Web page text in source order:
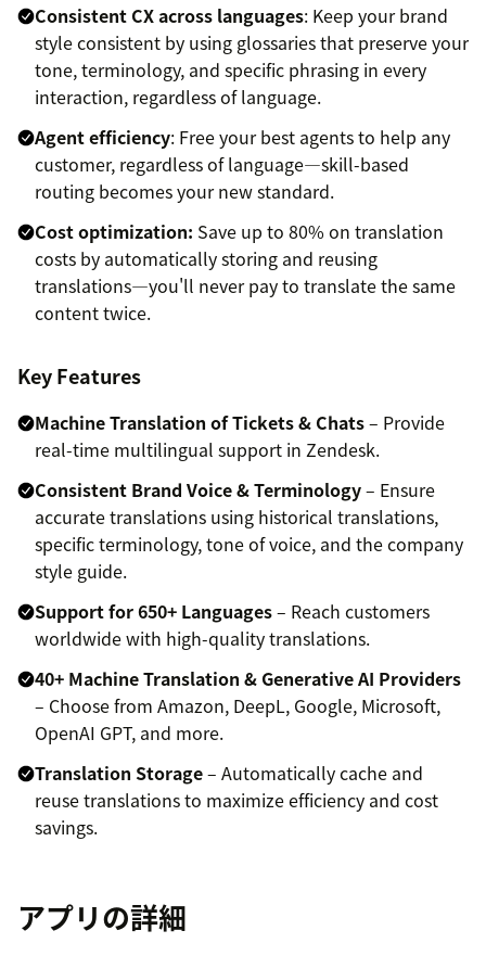
Consistent CX across languages: Keep your brand
style consistent by using glossaries that preserve your
tone, terminology, and specific phrasing in every
interaction, regardless of language.
Agent efficiency: Free your best agents to help any
customer, regardless of language—skill-based
routing becomes your new standard.
Cost optimization: Save up to 80% on translation
costs by automatically storing and reusing
translations—you'll never pay to translate the same
content twice.
Key Features
Machine Translation of Tickets & Chats– Provide
real-time multilingual support in Zendesk.
Consistent Brand Voice & Terminology– Ensure
accurate translations using historical translations,
specific terminology, tone of voice, and the company
style guide.
Support for 650+ Languages– Reach customers
worldwide with high-quality translations.
40+ Machine Translation & Generative AI Providers
– Choose from Amazon, DeepL, Google, Microsoft,
OpenAI GPT, and more.
Translation Storage– Automatically cache and
reuse translations to maximize efficiency and cost
savings.
アプリの詳細